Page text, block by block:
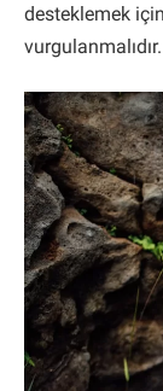
desteklemek
vurgulanmalıdır.